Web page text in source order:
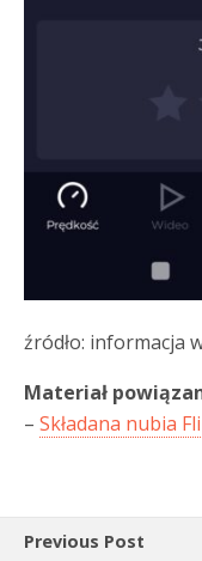
źródło: informacja
Materiał
– Składana nubia
Previous Post